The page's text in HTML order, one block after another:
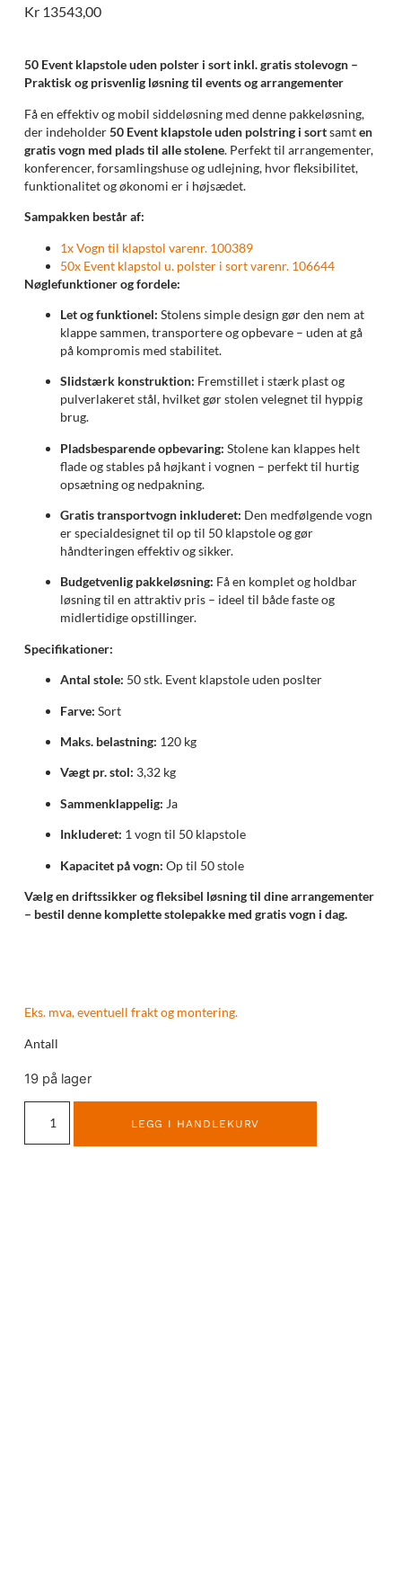
Kr13543,00
50 Event klapstole uden polster i sort inkl. gratis stolevogn –
Praktisk og prisvenlig løsning til events og arrangementer
Få en effektiv og mobil siddeløsning med denne pakkeløsning,
der indeholder50 Event klapstole uden polstring i sortsamten
gratis vogn med plads til alle stolene. Perfekt til arrangementer,
konferencer, forsamlingshuse og udlejning, hvor fleksibilitet,
funktionalitet og økonomi er i højsædet.
Sampakken består af:
1x Vogn til klapstol varenr. 100389
50x Event klapstol u. polster i sort varenr. 106644
Nøglefunktioner og fordele:
Let og funktionel: Stolens simple design gør den nem at
klappe sammen, transportere og opbevare – uden at gå
på kompromis med stabilitet.
Slidstærk konstruktion: Fremstillet i stærk plast og
pulverlakeret stål, hvilket gør stolen velegnet til hyppig
brug.
Pladsbesparende opbevaring: Stolene kan klappes helt
flade og stables på højkant i vognen – perfekt til hurtig
opsætning og nedpakning.
Gratis transportvogn inkluderet: Den medfølgende vogn
er specialdesignet til op til 50 klapstole og gør
håndteringen effektiv og sikker.
Budgetvenlig pakkeløsning: Få en komplet og holdbar
løsning til en attraktiv pris – ideel til både faste og
midlertidige opstillinger.
Specifikationer:
Antal stole: 50 stk. Event klapstole uden poslter
Farve: Sort
Maks. belastning: 120 kg
Vægt pr. stol: 3,32 kg
Sammenklappelig: Ja
Inkluderet: 1 vogn til 50 klapstole
Kapacitet på vogn: Op til 50 stole
Vælg en driftssikker og fleksibel løsning til dine arrangementer
– bestil denne komplette stolepakke med gratis vogn i dag.
Eks. mva, eventuell frakt og montering.
Antall
19 på lager
LEGG I HANDLEKURV